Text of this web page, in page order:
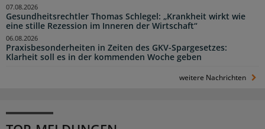
Gesundheitsrechtler Thomas Schlegel: „Krankheit wirkt wie
eine stille Rezession im Inneren der Wirtschaft“
07.08.2026
Praxisbesonderheiten in Zeiten des GKV-Spargesetzes:
Klarheit soll es in der kommenden Woche geben
06.08.2026
weitere Nachrichten